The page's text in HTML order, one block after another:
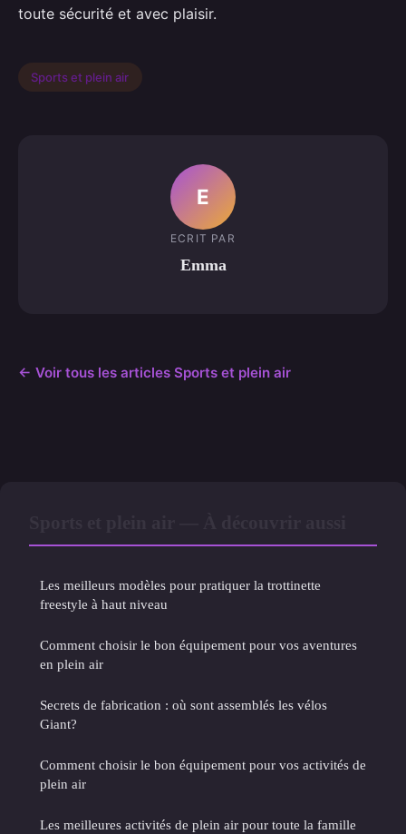
toute sécurité et avec plaisir.
Sports et plein air
E
ECRIT PAR
Emma
← Voir tous les articles Sports et plein air
Les meilleurs modèles pour pratiquer la trottinette
freestyle à haut niveau
Comment choisir le bon équipement pour vos aventures
en plein air
Secrets de fabrication : où sont assemblés les vélos
Giant?
Comment choisir le bon équipement pour vos activités de
plein air
Les meilleures activités de plein air pour toute la famille